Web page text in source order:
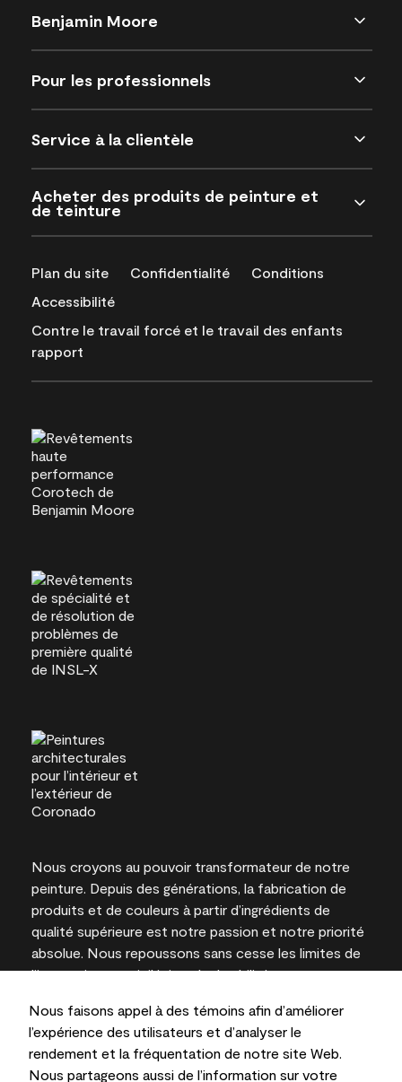
Nous faisons appel à des témoins afin d’améliorer
l’expérience des utilisateurs et d’analyser le
rendement et la fréquentation de notre site Web.
Nous partageons aussi de l’information sur votre
Benjamin Moore
Pour les professionnels
Service à la clientèle
Acheter des produits de peinture et
de teinture
Plan du site Confidentialité
Conditions
Accessibilité
Contre le travail forcé et le travail des enfants
rapport
Nous croyons au pouvoir transformateur de notre
peinture. Depuis des générations, la fabrication de
produits et de couleurs à partir d’ingrédients de
qualité supérieure est notre passion et notre priorité
absolue. Nous repoussons sans cesse les limites de
l’innovation et privilégions la durabilité pour
l’expertise locale.